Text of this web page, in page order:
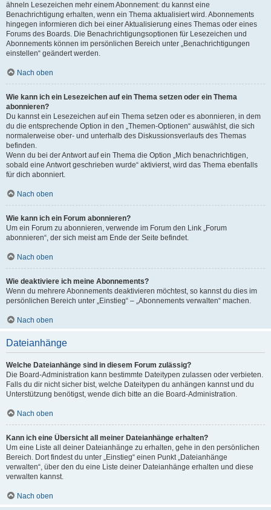
ähneln Lesezeichen mehr einem Abonnement: du kannst eine
Benachrichtigung erhalten, wenn ein Thema aktualisiert wird. Abonnements
hingegen informieren dich bei einer Aktualisierung eines Themas oder eines
Forums des Boards. Die Benachrichtigungsoptionen für Lesezeichen und
Abonnements können im persönlichen Bereich unter „Benachrichtigungen
einstellen“ geändert werden.
Nach oben
Wie kann ich ein Lesezeichen auf ein Thema setzen oder ein Thema
abonnieren?
Du kannst ein Lesezeichen auf ein Thema setzen oder es abonnieren, in dem
du die entsprechende Option in den „Themen-Optionen“ auswählst, die sich
normalerweise ober- und unterhalb des Diskussionsverlaufs des Themas
befinden.
Wenn du bei der Antwort auf ein Thema die Option „Mich benachrichtigen,
sobald eine Antwort geschrieben wurde“ aktivierst, wird das Thema ebenfalls
für dich abonniert.
Nach oben
Wie kann ich ein Forum abonnieren?
Um ein Forum zu abonnieren, verwende im Forum den Link „Forum
abonnieren“, der sich meist am Ende der Seite befindet.
Nach oben
Wie deaktiviere ich meine Abonnements?
Wenn du mehrere Abonnements deaktivieren möchtest, so kannst du dies im
persönlichen Bereich unter „Einstieg“ – „Abonnements verwalten“ machen.
Nach oben
Dateianhänge
Welche Dateianhänge sind in diesem Forum zulässig?
Die Board-Administration kann bestimmte Dateitypen zulassen oder verbieten.
Falls du dir nicht sicher bist, welche Dateitypen du anhängen kannst und du
Unterstützung benötigst, wende dich bitte an die Board-Administration.
Nach oben
Kann ich eine Übersicht all meiner Dateianhänge erhalten?
Um eine Liste all deiner Dateianhänge zu erhalten, gehe in den persönlichen
Bereich. Dort findest du unter „Einstieg“ einen Punkt „Dateianhänge
verwalten“, über den du eine Liste deiner Dateianhänge erhalten und diese
verwalten kannst.
Nach oben